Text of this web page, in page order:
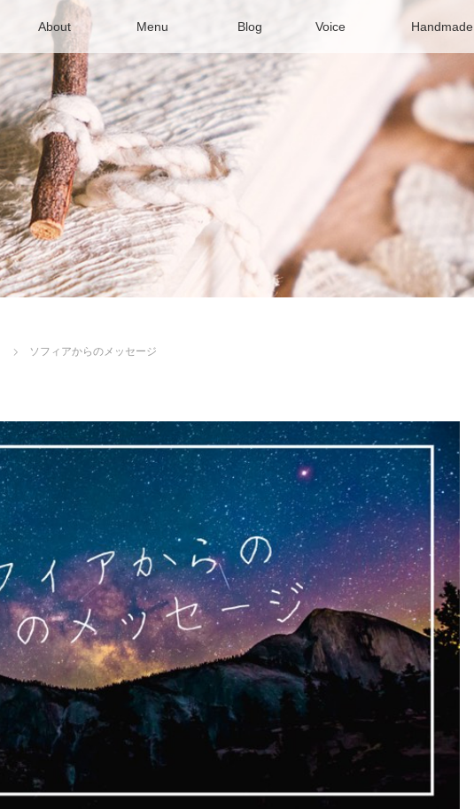
About Menu Blog Voice Handmade
ソフィアからのメッセージ